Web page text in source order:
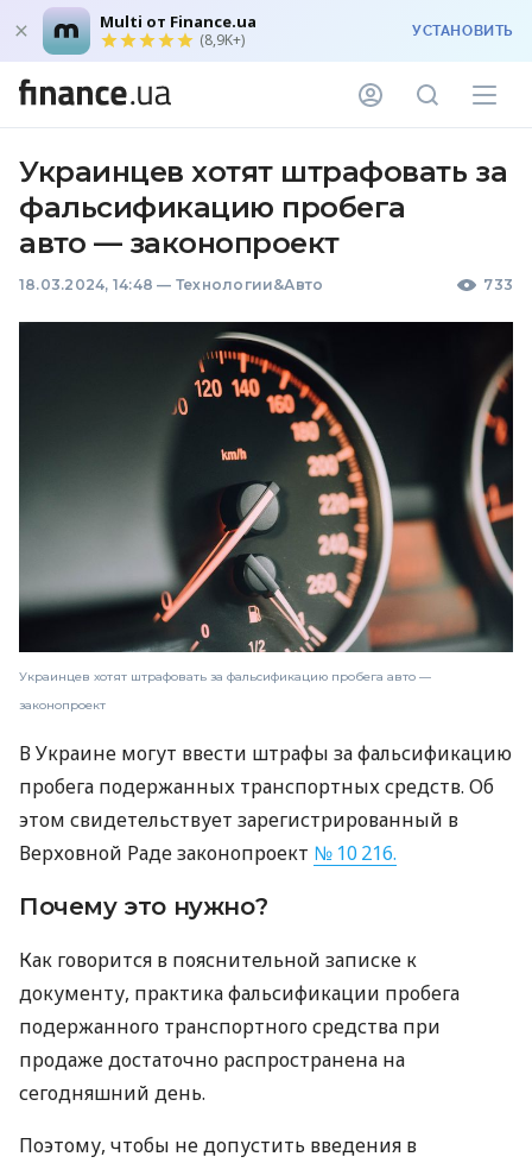
Multi от Finance.ua
(8,9K+) УСТАНОВИТЬ
Украинцев хотят штрафовать за
фальсификацию пробега
авто — законопроект
18.03.2024, 14:48 — Технологии&Авто 733
Украинцев хотят штрафовать за фальсификацию пробега авто —
законопроект
В Украине могут ввести штрафы за фальсификацию
пробега подержанных транспортных средств. Об
этом свидетельствует зарегистрированный в
Верховной Раде законопроект № 10 216.
Почему это нужно?
Как говорится в пояснительной записке к
документу, практика фальсификации пробега
подержанного транспортного средства при
продаже достаточно распространена на
сегодняшний день.
Поэтому, чтобы не допустить введения в